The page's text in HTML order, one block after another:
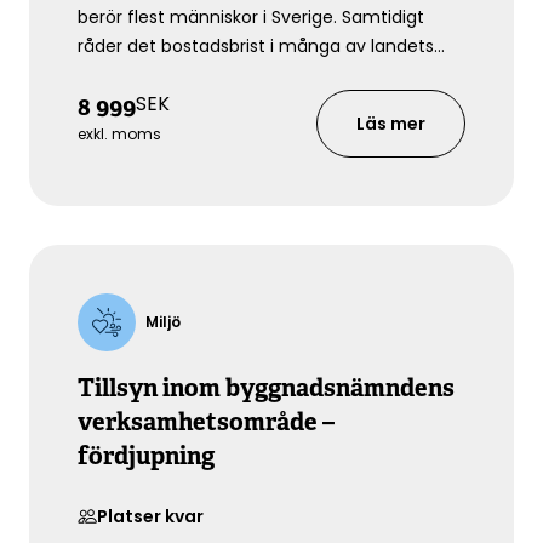
berör flest människor i Sverige. Samtidigt
råder det bostadsbrist i många av landets
kunskaper för att fatta beslut som rör
byggande och tillsyn i bullerutsatta miljöer
och säkrar därmed människor och djurs
8 999SEK
exkl. moms Läs mer
Miljö
Tillsyn inom byggnadsnämndens
verksamhetsområde –
fördjupning
Platser kvar